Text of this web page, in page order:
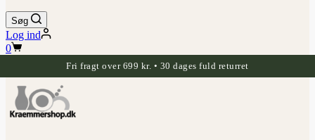
Søg
Log ind
Indkøbskurv
0
Fri fragt over 699 kr. • 30 dages fuld returret